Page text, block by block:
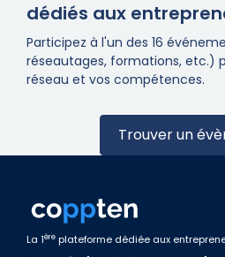
dédiés aux
Participez à l'un des 16
réseautages, formations, etc.)
réseau et vos compétences.
Trouver un
La 1ère plateforme dédiée aux